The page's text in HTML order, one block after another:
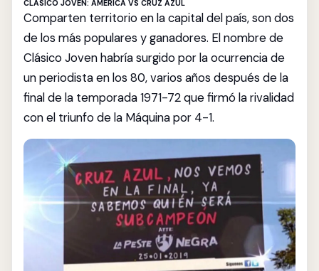
CLÁSICO JOVEN: AMÉRICA VS CRUZ AZUL
Comparten territorio en la capital del país, son dos
de los más populares y ganadores. El nombre de
Clásico Joven habría surgido por la ocurrencia de
un periodista en los 80, varios años después de la
final de la temporada 1971-72 que firmó la rivalidad
con el triunfo de la Máquina por 4-1.